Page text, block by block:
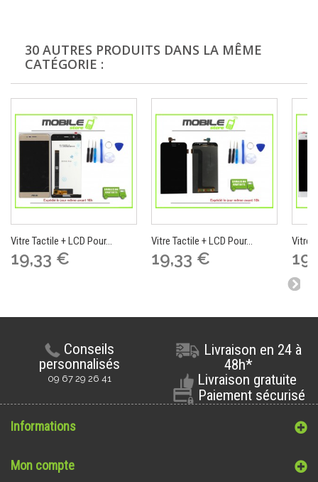
30 AUTRES PRODUITS DANS LA MÊME
CATÉGORIE :
Vitre Tactile + LCD Pour...
19,33 €
Vitre Tactile + LCD Pour...
19,33 €
Vitre
Conseils
personnalisés
09 67 29 26 41
Livraison en 24 à
48h*
Livraison gratuite
Paiement sécurisé
Informations
Mon compte